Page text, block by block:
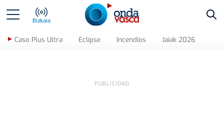
Bizkaia
Caso Plus Ultra Eclipse Incendios Jaiak 2026